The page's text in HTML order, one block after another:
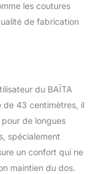
les coutures
de fabrication
du BAÏTA
de 43 centimètres, il
de longues
spécialement
un confort qui ne
maintien du dos.